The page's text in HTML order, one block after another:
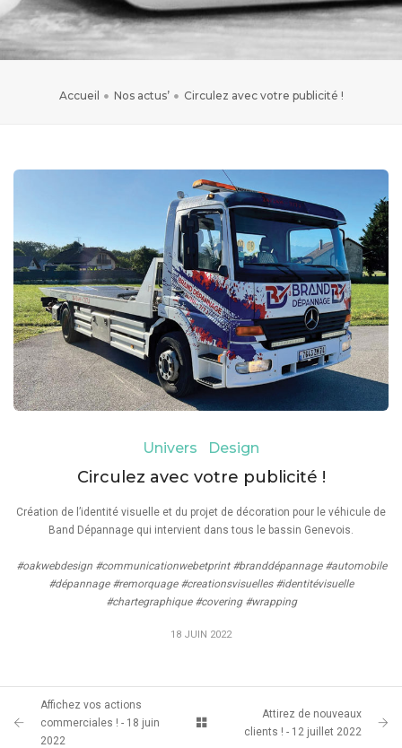
Accueil Nos actus’ Circulez avec votre publicité !
Univers Design
Circulez avec votre publicité !
Création de l’identité visuelle et du projet de décoration pour le véhicule de
Band Dépannage qui intervient dans tous le bassin Genevois.
#oakwebdesign #communicationwebetprint #branddépannage #automobile
#dépannage #remorquage #creationsvisuelles #identitévisuelle
#chartegraphique #covering #wrapping
18 JUIN 2022
Affichez vos actions
commerciales ! - 18 juin
2022
Attirez de nouveaux
clients ! - 12 juillet 2022